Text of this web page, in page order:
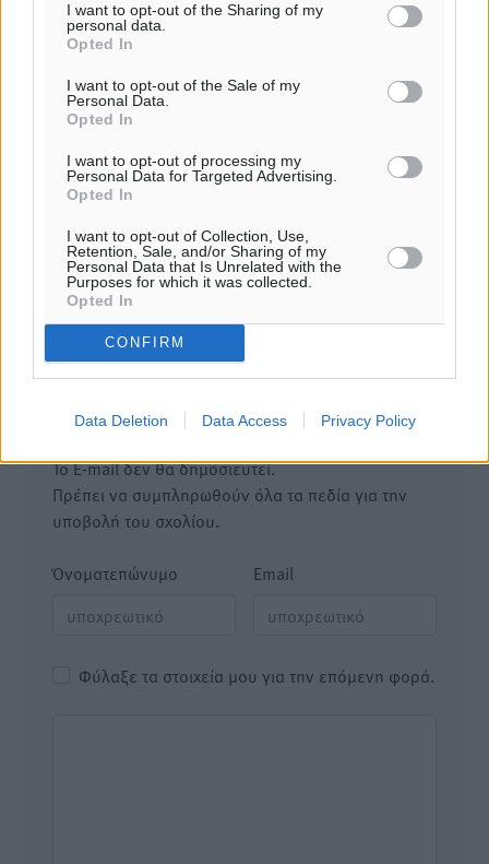
I want to opt-out of the Sharing of my
personal data.
Opted In
I want to opt-out of the Sale of my
Personal Data.
Opted In
I want to opt-out of processing my
Personal Data for Targeted Advertising.
Opted In
I want to opt-out of Collection, Use,
Retention, Sale, and/or Sharing of my
Personal Data that Is Unrelated with the
Purposes for which it was collected.
Opted In
CONFIRM
Data Deletion Data Access Privacy Policy
Τουρκική εφημερίδα εξηγεί τους λόγους που οι
γείτονες προτιμούν την Ελλάδα για διακοπές
Σχολιασμός Άρθρου
Τα σχόλια εκφράζουν αποκλειστικά τον εκάστοτε
σχολιαστή. Η Δημοκρατική δεν υιοθετεί αυτές τις
απόψεις. Διατηρούμε το δικαίωμα να διαγράψουμε όποια
σχόλια θεωρούμε προσβλητικά ή περιέχουν ύβρεις, χωρίς
καμμία προειδοποίηση. Χρήστες που δεν τηρούν τους
όρους χρήσης αποκλείονται.
Το E-mail δεν θα δημοσιευτεί.
Πρέπει να συμπληρωθούν όλα τα πεδία για την
υποβολή του σχολίου.
Όνοματεπώνυμο Email
Φύλαξε τα στοιχεία μου για την επόμενη φορά.